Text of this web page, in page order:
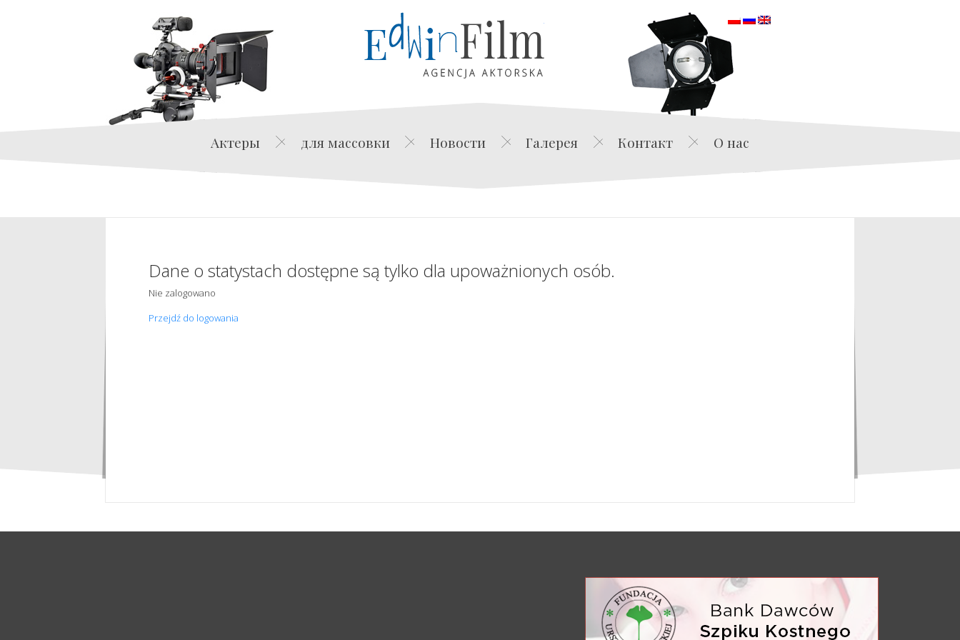
Edwin Film Agencja Aktorska
Актеры для массовки Новости Галерея Контакт О нас
Dane o statystach dostępne są tylko dla upoważnionych osób.
Nie zalogowano
Przejdź do logowania